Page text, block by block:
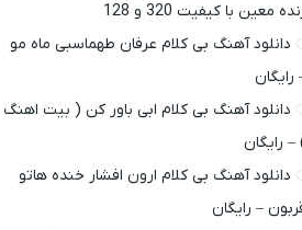
معین با کیفیت 320 و 128
دانلود آهنگ بی کلام عرفان طهماسبی ماه مو
رایگان
دانلود آهنگ بی کلام ابی باور کن ( بیت اهنگ
– رایگان
دانلود آهنگ بی کلام ارون افشار خنده هاتو
– رایگان